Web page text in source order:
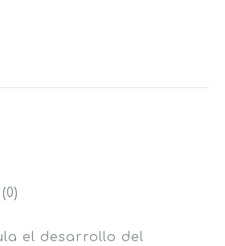
el desarrollo del